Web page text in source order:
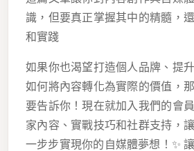
識，但要真正掌握其中的精髓，
和實踐
如果你也渴望打造個人品牌、提
如何將內容轉化為實際的價值，
要告訴你！現在就加入我們的會
家內容、實戰技巧和社群支持，
一步步實現你的自媒體夢想！✨